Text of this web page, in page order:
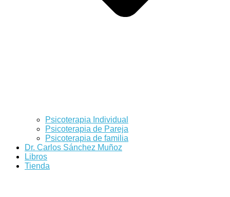
Psicoterapia Individual
Psicoterapia de Pareja
Psicoterapia de familia
Dr. Carlos Sánchez Muñoz
Libros
Tienda